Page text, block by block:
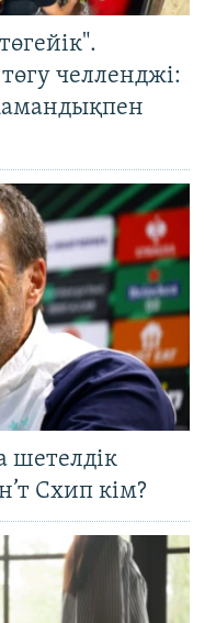
челленджі:
шетелдік
Схип кім?